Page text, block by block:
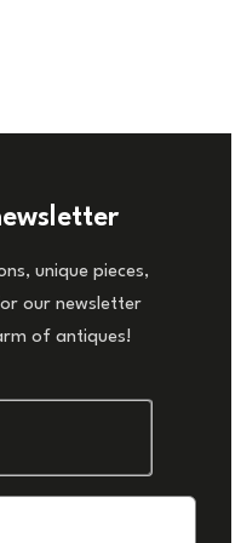
unique pieces,
our newsletter
of antiques!